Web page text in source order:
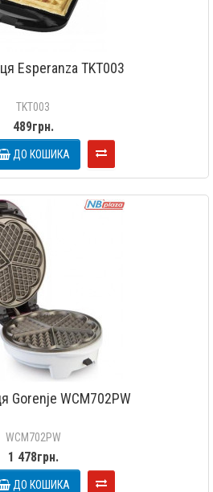
Esperanza TKT003
TKT003
489грн.
ДО КОШИКА
Gorenje WCM702PW
WCM702PW
1 478грн.
ДО КОШИКА